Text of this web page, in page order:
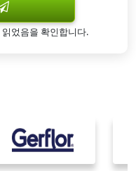
읽었음을 확인합니다.